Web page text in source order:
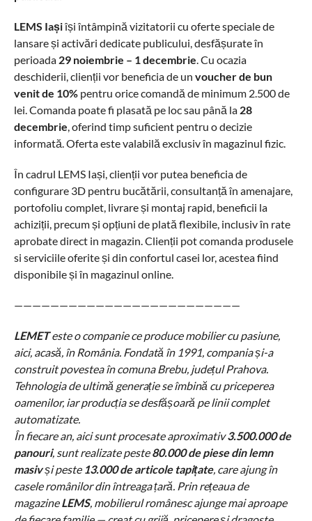
LEMS Iașiîși întâmpină vizitatorii cu oferte speciale de
lansare și activări dedicate publicului, desfășurate în
perioada 29 noiembrie – 1 decembrie. Cu ocazia
deschiderii, clienții vor beneficia de un voucher de bun
venit de 10%pentru orice comandă de minimum 2.500 de
lei. Comanda poate fi plasată pe loc sau până la 28
decembrie, oferind timp suficient pentru o decizie
informată. Oferta este valabilă exclusiv în magazinul fizic.
În cadrul LEMS Iași, clienții vor putea beneficia de
configurare 3D pentru bucătării, consultanță în amenajare,
portofoliu complet, livrare și montaj rapid, beneficii la
achiziții, precum și opțiuni de plată flexibile, inclusiv în rate
aprobate direct in magazin. Clienții pot comanda produsele
si serviciile oferite și din confortul casei lor, acestea fiind
disponibile și în magazinul online.
—————————————————————————
LEMET este o companie ce produce mobilier cu pasiune,
aici, acasă, în România. Fondată în 1991, compania și-a
construit povestea în comuna Brebu, județul Prahova.
Tehnologia de ultimă generație se îmbină cu priceperea
oamenilor, iar producția se desfășoară pe linii complet
automatizate.
În fiecare an, aici sunt procesate aproximativ 3.500.000 de
panouri, sunt realizate peste 80.000 de piese din lemn
masivși peste 13.000 de articole tapițate, care ajung în
casele românilor din întreaga țară. Prin rețeaua de
magazine LEMS, mobilierul românesc ajunge mai aproape